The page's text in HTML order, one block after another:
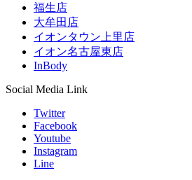
福生店
大牟田店
イオンタウン上里店
イオン名古屋東店
InBody
Social Media Link
Twitter
Facebook
Youtube
Instagram
Line